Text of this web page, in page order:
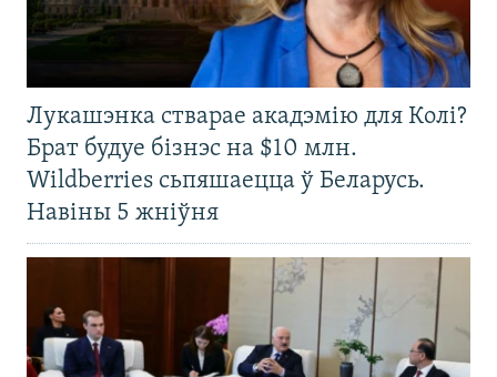
Лукашэнка стварае акадэмію для Колі?
Брат будуе бізнэс на $10 млн.
Wildberries сьпяшаецца ў Беларусь.
Навіны 5 жніўня